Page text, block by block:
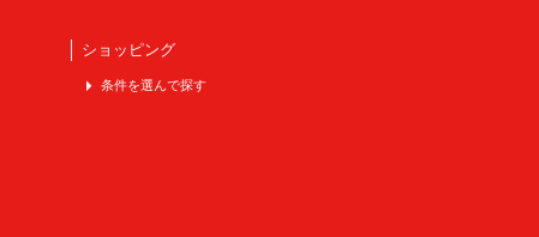
ショッピング
条件を選んで探す